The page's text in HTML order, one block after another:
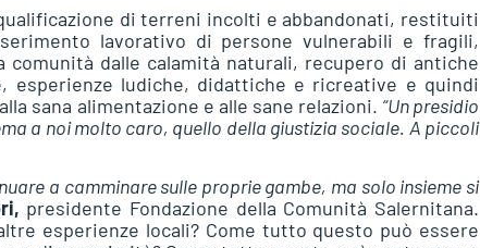
di terreni incolti e abbandonati, restituiti
lavorativo di persone vulnerabili e fragili,
dalle calamità naturali, recupero di antiche
esperienze ludiche, didattiche e ricreative e quindi
sana alimentazione e alle sane relazioni. “Un presidio
a noi molto caro, quello della giustizia sociale. A piccoli
a camminare sulle proprie gambe, ma solo insieme si
presidente Fondazione della Comunità Salernitana.
esperienze locali? Come tutto questo può essere